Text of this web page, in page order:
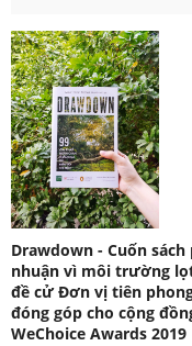
Drawdown - Cuốn
nhuận vì môi trường
đề cử Đơn vị tiên
đóng góp cho cộng
WeChoice Awards 2019